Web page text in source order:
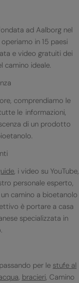
ad Aalborg nel
in 15 paesi
e video gratuiti dei
camino ideale.
comprendiamo le
le informazioni,
di un prodotto
, i video su YouTube,
personale esperto,
camino a bioetanolo
è portare a casa
specializzata in
per le stufe al
, bracieri, Camino